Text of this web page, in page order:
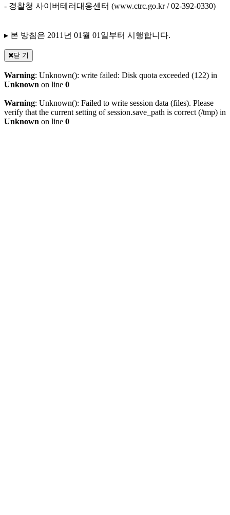
- 경찰청 사이버테러대응센터 (www.ctrc.go.kr / 02-392-0330)
▸ 본 방침은 2011년 01월 01일부터 시행합니다.
닫 기
Warning: Unknown(): write failed: Disk quota exceeded (122) in
Unknown on line 0
Warning: Unknown(): Failed to write session data (files). Please
verify that the current setting of session.save_path is correct (/tmp) in
Unknown on line 0